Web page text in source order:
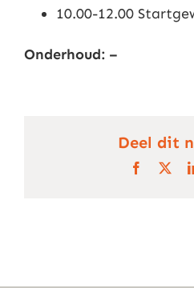
10.00-12.00
Onderhoud: –
Deel dit
Facebook